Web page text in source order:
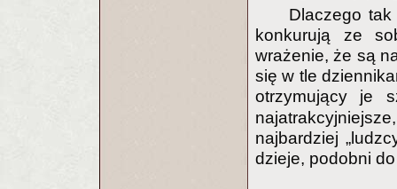
Dlaczego
konkurują ze
wrażenie, że są
się w tle
otrzymujący je
najbardziej
dzieje, podobni